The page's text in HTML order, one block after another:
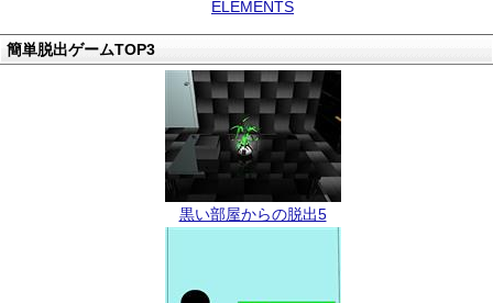
ELEMENTS
簡単脱出ゲームTOP3
黒い部屋からの脱出5